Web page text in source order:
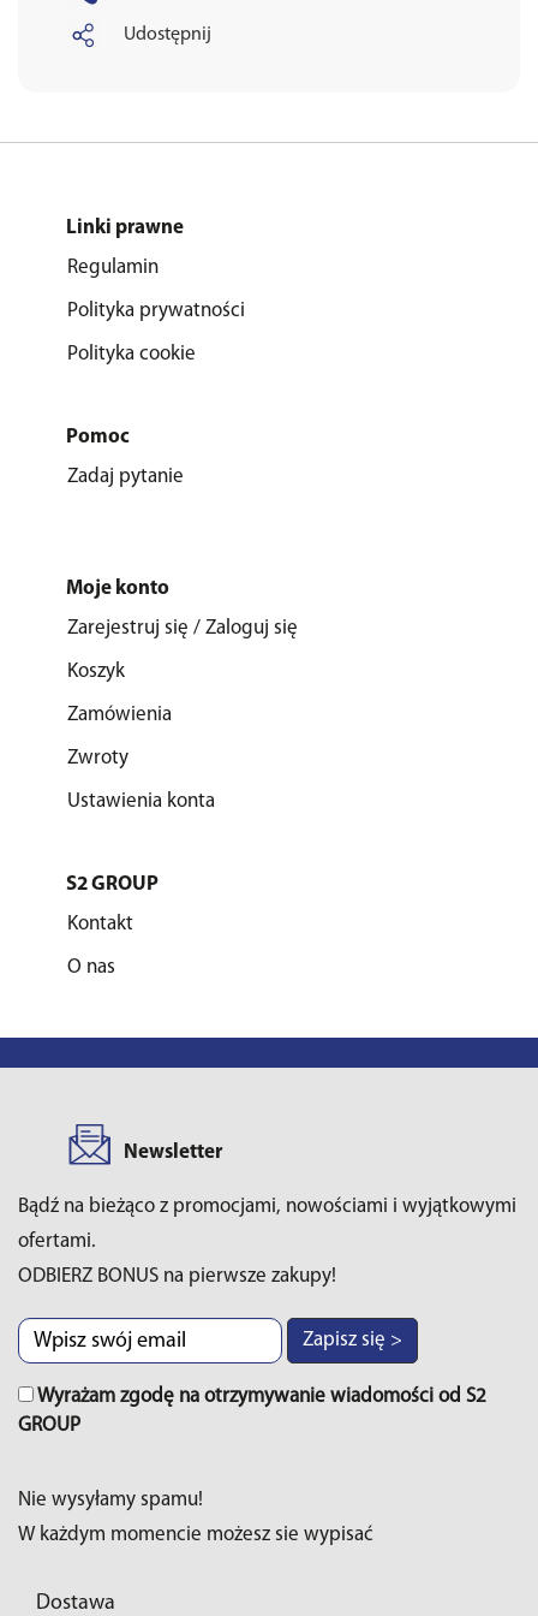
Udostępnij
Linki prawne
Regulamin
Polityka prywatności
Polityka cookie
Pomoc
Zadaj pytanie
Moje konto
Zarejestruj się / Zaloguj się
Koszyk
Zamówienia
Zwroty
Ustawienia konta
S2 GROUP
Kontakt
O nas
Newsletter
Bądź na bieżąco z promocjami, nowościami i wyjątkowymi
ofertami.
ODBIERZ BONUS na pierwsze zakupy!
Zapisz się >
Wyrażam zgodę na otrzymywanie wiadomości od S2
GROUP
Nie wysyłamy spamu!
W każdym momencie możesz sie wypisać
Dostawa